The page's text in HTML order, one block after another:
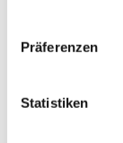
Präferenzen
Statistiken
Heino